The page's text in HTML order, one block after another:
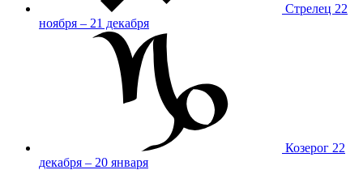
Стрелец 22
ноября – 21 декабря
Козерог 22
декабря – 20 января